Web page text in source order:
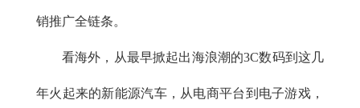
销推广全链条。
看海外，从最早掀起出海浪潮的3C数码到这几
年火起来的新能源汽车，从电商平台到电子游戏，